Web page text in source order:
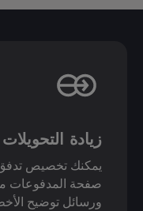
زيادة التحويلات
يمكنك تخصيص تدفق
صفحة المدفوعات
ورسائل توضيح